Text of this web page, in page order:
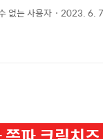
없는 사용자 2023. 6.